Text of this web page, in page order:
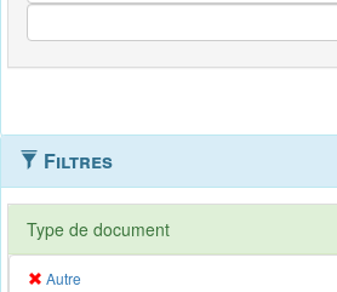
Filtres
Type de document
Autre